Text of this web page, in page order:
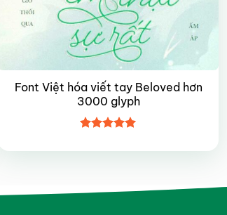
Font Việt hóa viết tay Beloved hơn
3000 glyph
hạng55